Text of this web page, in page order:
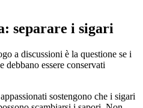
separare i sigari
a discussioni è la questione se i
essere conservati
sostengono che i sigari